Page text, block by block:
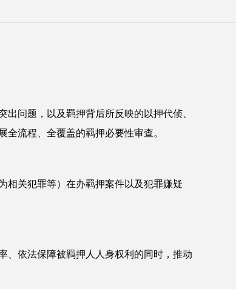
问题，以及羁押背后所反映的以押代侦、
流程、全覆盖的羁押必要性审查。
相关犯罪等）在办羁押案件以及犯罪嫌疑
、依法保障被羁押人人身权利的同时，推动